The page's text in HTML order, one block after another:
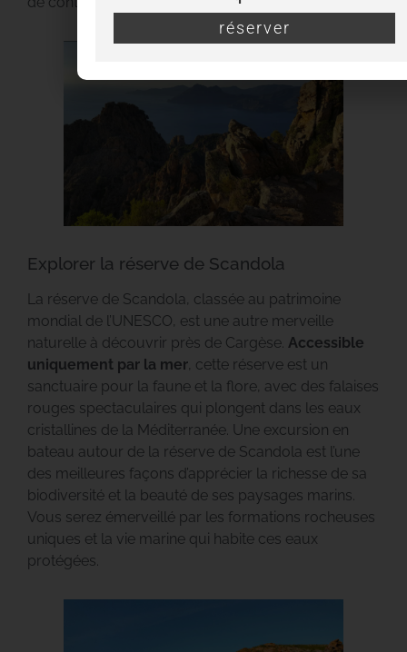
Explorer la réserve de Scandola
La réserve de Scandola, classée au patrimoine
mondial de l’UNESCO, est une autre merveille
naturelle à découvrir près de Cargèse. Accessible
uniquement par la mer, cette réserve est un
sanctuaire pour la faune et la flore, avec des falaises
rouges spectaculaires qui plongent dans les eaux
cristallines de la Méditerranée. Une excursion en
bateau autour de la réserve de Scandola est l’une
des meilleures façons d’apprécier la richesse de sa
biodiversité et la beauté de ses paysages marins.
Vous serez émerveillé par les formations rocheuses
uniques et la vie marine qui habite ces eaux
protégées.
réserver